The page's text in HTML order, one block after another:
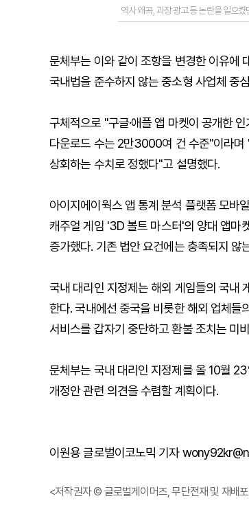
역사 왜곡, 과장 광고 등 논란을 일으
문체부는 이와 같이 조항을 변경한 이유에
국내법을 준수하지 않는 중소형 사업체 중
구체적으로 "구글·애플 앱 마켓이 공개한
다운로드 수는 2만3000여 건 수준"이라며
상회하는 수치로 정했다"고 설명했다.
아이지에이웍스 앱 통계 분석 플랫폼 모바
캐주얼 게임 '3D 볼트 마스터'의 양대 앱마
증가했다. 기존 법안 요건에는 충족되지 않
국내 대리인 지정제는 해외 게임들의 국내
한다. 국내에선 중국을 비롯한 해외 업체들
서비스를 갑자기 중단하고 환불 조치는 미
문체부는 국내 대리인 지정제를 올 10월
개정안 관련 의견을 수렴할 계획이다.
이원용 글로벌이코노믹 기자
<저작권자 © 글로벌게이머즈, 무단전재 및 재배